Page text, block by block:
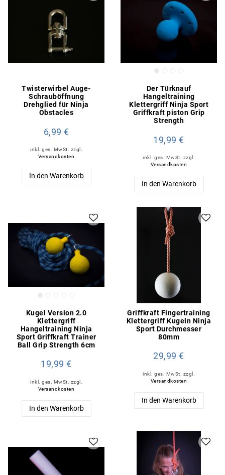
Twisterwirbel Auge-
Schrauböffnung
Drehglied für Ninja
Obstacles
6,99 €
inkl. ges. MwSt. zzgl.
Versandkosten
In den Warenkorb
Der Türknauf
Hangeltraining
Klettergriff Ninja Sport
Griffkraft piston Grip
Strength
19,99 €
inkl. ges. MwSt. zzgl.
Versandkosten
In den Warenkorb
Kugel Version 2.0
Klettergriff
Hangeltraining Ninja
Sport Griffkraft Trainer
Ball Grip Strength 6cm
19,99 €
inkl. ges. MwSt.
zzgl.
Versandkosten
In den Warenkorb
Griffkraft Fingertraining
Klettergriff Kugeln Ninja
Sport Durchmesser
80mm
29,99 €
inkl. ges. MwSt.
zzgl.
Versandkosten
In den Warenkorb